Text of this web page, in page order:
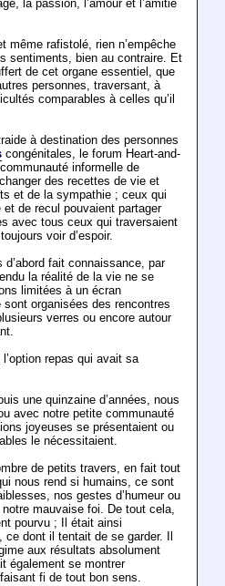
la passion, l’amour et l’amitié
même rafistolé, rien n’empêche
sentiments, bien au contraire. Et
de cet organe essentiel, que
personnes, traversant, à
comparables à celles qu’il
à destination des personnes
congénitales, le forum Heart-and-
informelle de
des recettes de vie et
et de la sympathie ; ceux qui
de recul pouvaient partager
avec tous ceux qui traversaient
voir d’espoir.
d’abord fait connaissance, par
la réalité de la vie ne se
limitées à un écran
organisées des rencontres
verres ou encore autour
repas qui avait sa
une quinzaine d’années, nous
avec notre petite communauté
joyeuses se présentaient ou
le nécessitaient.
de petits travers, en fait tout
nous rend si humains, ce sont
nos gestes d’humeur ou
mauvaise foi. De tout cela,
pourvu ; Il était ainsi
dont il tentait de se garder. Il
aux résultats absolument
également se montrer
fi de tout bon sens.